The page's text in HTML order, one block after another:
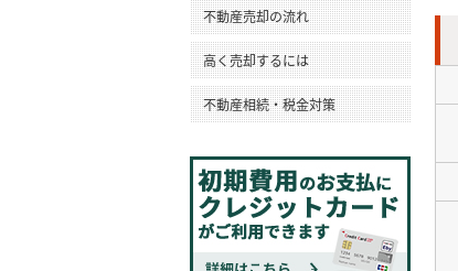
不動産売却の流れ
高く売却するには
不動産相続・税金対策